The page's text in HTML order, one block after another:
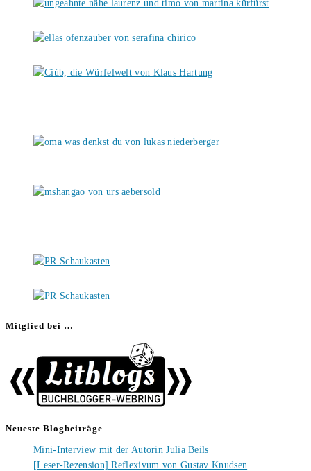
Mitglied bei …
Neueste Blogbeiträge
Mini-Interview mit der Autorin Julia Beils
[Leser-Rezension] Reflexivum von Gustav Knudsen